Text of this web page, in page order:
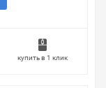
купить в 1 клик